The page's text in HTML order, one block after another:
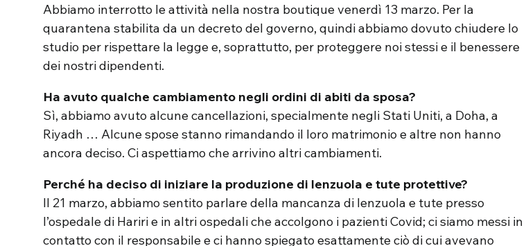
Abbiamo interrotto le attività nella nostra boutique venerdì 13 marzo. Per la
quarantena stabilita da un decreto del governo, quindi abbiamo dovuto chiudere lo
studio per rispettare la legge e, soprattutto, per proteggere noi stessi e il benessere
dei nostri dipendenti.
Ha avuto qualche cambiamento negli ordini di abiti da sposa?
Sì, abbiamo avuto alcune cancellazioni, specialmente negli Stati Uniti, a Doha, a
Riyadh … Alcune spose stanno rimandando il loro matrimonio e altre non hanno
ancora deciso. Ci aspettiamo che arrivino altri cambiamenti.
Perché ha deciso di iniziare la produzione di lenzuola e tute protettive?
Il 21 marzo, abbiamo sentito parlare della mancanza di lenzuola e tute presso
l’ospedale di Hariri e in altri ospedali che accolgono i pazienti Covid; ci siamo messi in
contatto con il responsabile e ci hanno spiegato esattamente ciò di cui avevano